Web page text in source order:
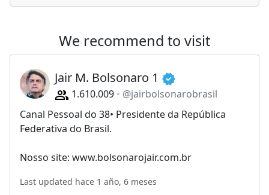
We recommend to visit
Jair M. Bolsonaro 1
1.610.009
@jairbolsonarobrasil
Canal Pessoal do 38• Presidente da República
Federativa do Brasil.
Nosso site: www.bolsonarojair.com.br
Last updated hace 1 año, 6 meses